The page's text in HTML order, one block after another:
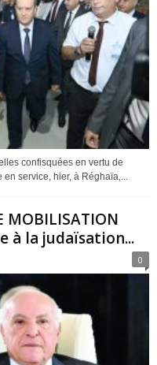
confisquées en vertu de
service, hier, à Réghaïa,...
MOBILISATION
à la judaïsation...
0